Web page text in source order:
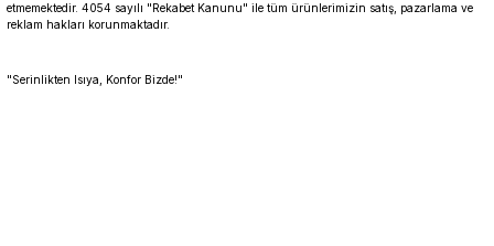
etmemektedir. 4054 sayılı "Rekabet Kanunu" ile tüm ürünlerimizin satış, pazarlama ve
reklam hakları korunmaktadır.
"Serinlikten Isıya, Konfor Bizde!"